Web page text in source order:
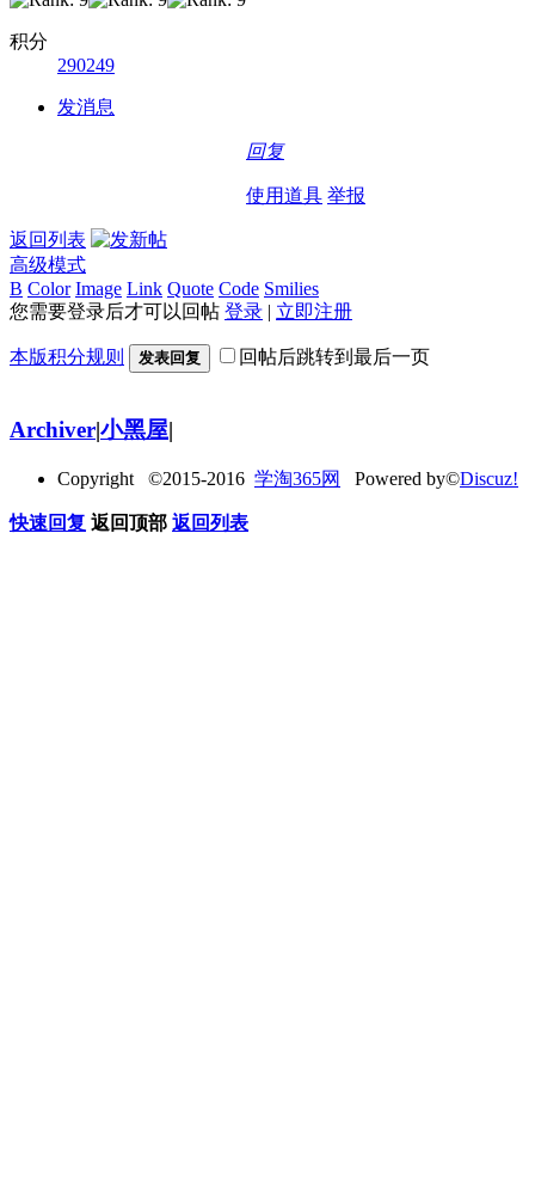
积分
290249
发消息
回复
使用道具 举报
返回列表
高级模式
B Color Image Link Quote Code Smilies
您需要登录后才可以回帖 登录 | 立即注册
本版积分规则 发表回复 回帖后跳转到最后一页
Archiver|小黑屋|
Copyright ©2015-2016 学淘365网 Powered by©Discuz!
快速回复 返回顶部 返回列表